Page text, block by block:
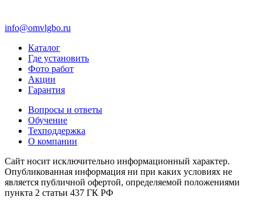
info@omvlgbo.ru
Каталог
Где установить
Фото работ
Акции
Гарантия
Вопросы и ответы
Обучение
Техподдержка
О компании
Сайт носит исключительно информационный характер.
Опубликованная информация ни при каких условиях не
является публичной офертой, определяемой положениями
пункта 2 статьи 437 ГК РФ